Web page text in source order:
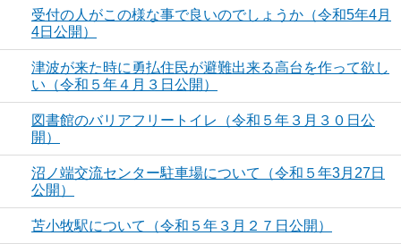
受付の人がこの様な事で良いのでしょうか（令和5年4月
4日公開）
津波が来た時に勇払住民が避難出来る高台を作って欲し
い（令和５年４月３日公開）
図書館のバリアフリートイレ（令和５年３月３０日公
開）
沼ノ端交流センター駐車場について（令和５年3月27日
公開）
苫小牧駅について（令和５年３月２７日公開）